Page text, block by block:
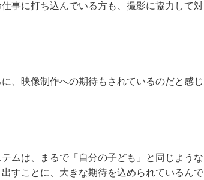
事に打ち込んでいる方も、撮影に協力して対
、映像制作への期待もされているのだと感じ
ムは、まるで「自分の子ども」と同じような
すことに、大きな期待を込められているんで